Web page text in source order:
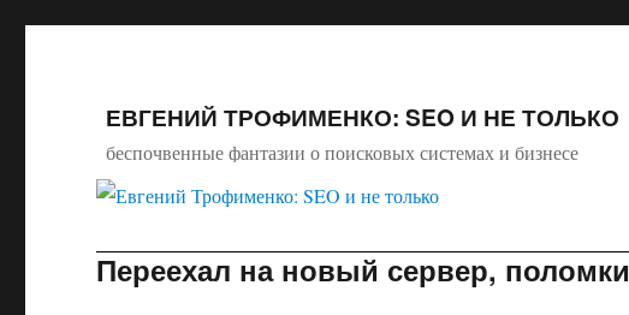
ЕВГЕНИЙ ТРОФИМЕНКО: SEO И НЕ ТОЛЬКО
беспочвенные фантазии о поисковых системах и бизнесе
Переехал на новый сервер, поломки